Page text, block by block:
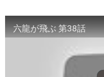
六龍が飛ぶ 第38話